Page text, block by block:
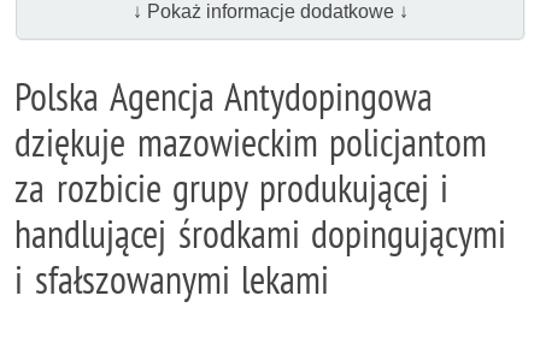
↓ Pokaż informacje dodatkowe ↓
Polska Agencja Antydopingowa
dziękuje mazowieckim policjantom
za rozbicie grupy produkującej i
handlującej środkami dopingującymi
i sfałszowanymi lekami